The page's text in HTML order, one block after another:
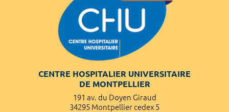
CENTRE HOSPITALIER UNIVERSITAIRE
DE MONTPELLIER
191 av. du Doyen Giraud
34295 Montpellier cedex 5